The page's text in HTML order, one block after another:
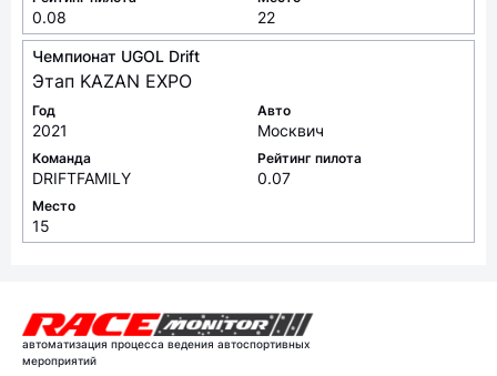
0.08 22
Чемпионат UGOL Drift
Этап KAZAN EXPO
Год
2021
Авто
Москвич
Команда
DRIFTFAMILY
Рейтинг пилота
0.07
Место
15
автоматизация процесса ведения автоспортивных
мероприятий